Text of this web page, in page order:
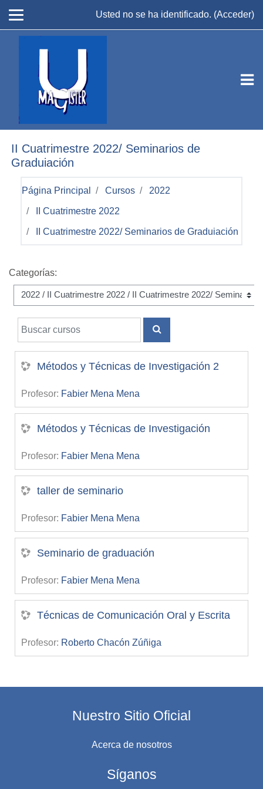
Usted no se ha identificado. (Acceder)
II Cuatrimestre 2022/ Seminarios de
Graduiación
Página Principal Cursos 2022
II Cuatrimestre 2022
II Cuatrimestre 2022/ Seminarios de Graduiación
Categorías:
Buscar cursos
BUSCAR CURSOS
Métodos y Técnicas de Investigación 2
Profesor: Fabier Mena Mena
Métodos y Técnicas de Investigación
Profesor: Fabier Mena Mena
taller de seminario
Profesor: Fabier Mena Mena
Seminario de graduación
Profesor: Fabier Mena Mena
Técnicas de Comunicación Oral y Escrita
Profesor: Roberto Chacón Zúñiga
Nuestro Sitio Oficial
Acerca de nosotros
Síganos